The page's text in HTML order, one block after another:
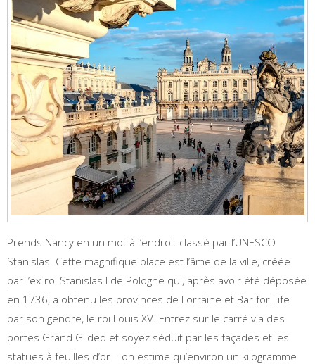
Prends Nancy en un mot à l’endroit classé par l’UNESCO
Stanislas. Cette magnifique place est l’âme de la ville, créée
par l’ex-roi Stanislas I de Pologne qui, après avoir été déposée
en 1736, a obtenu les provinces de Lorraine et Bar for Life
par son gendre, le roi Louis XV. Entrez sur le carré via des
portes Grand Gilded et soyez séduit par les façades et les
statues à feuilles d’or – on estime qu’environ un kilogramme